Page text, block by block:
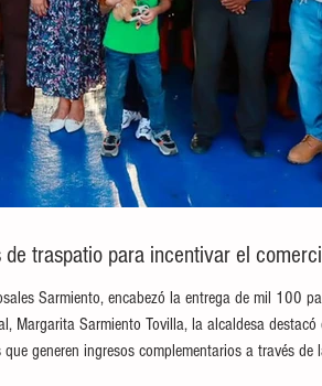
traspatio para incentivar el
Sarmiento, encabezó la entrega de mil 100
Margarita Sarmiento Tovilla, la alcaldesa
generen ingresos complementarios a través